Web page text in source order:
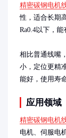
精密碳钢电机
性，适合长期
Ra0.4以下，能
相比普通线嘴
小，定位更精
能好，使用寿
应用领域
精密碳钢电机
电机、伺服电